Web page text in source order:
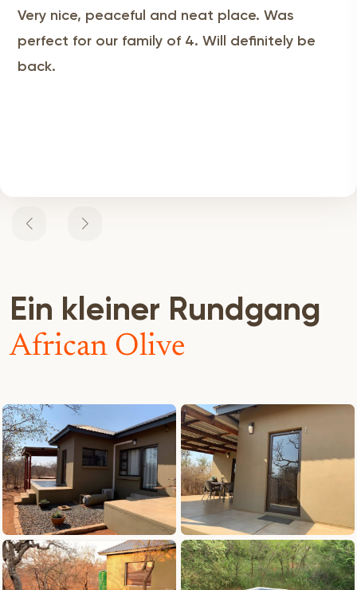
Very nice, peaceful and neat place. Was
perfect for our family of 4. Will definitely be
back.
Ein kleiner Rundgang
African Olive